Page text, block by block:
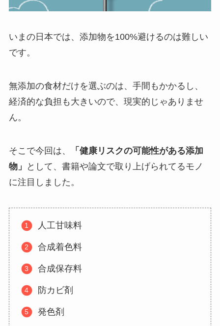
いまの日本では、添加物を100%避けるのは難しい
です。
無添加の食材だけを選ぶのは、手間もかかるし、
経済的な負担も大きいので、現実的じゃありませ
ん。
そこで今回は、
「健康リスクの可能性がある添加
物」
として、書籍や論文で取り上げられてるモノ
に注目しました。
人工甘味料
合成着色料
合成保存料
防カビ剤
発色剤